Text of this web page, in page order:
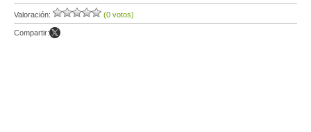
Valoración: (0 votos)
Compartir: